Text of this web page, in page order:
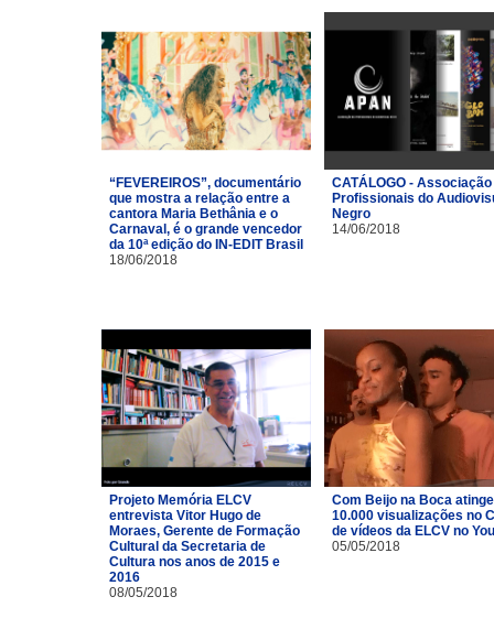
“FEVEREIROS”, documentário
que mostra a relação entre a
cantora Maria Bethânia e o
Carnaval, é o grande vencedor
da 10ª edição do IN-EDIT Brasil
18/06/2018
CATÁLOGO -
Profissionais do
Negro
14/06/2018
Projeto Memória ELCV
entrevista Vitor Hugo de
Moraes, Gerente de Formação
Cultural da Secretaria de
Cultura nos anos de 2015 e
2016
08/05/2018
Com Beijo na Boca atinge
10.000 visualizações no
de vídeos da ELCV no
05/05/2018